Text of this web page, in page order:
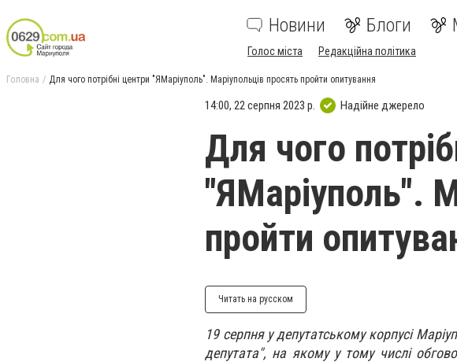
Новини Блоги
Голос міста Редакційна політика
Головна Для чого потрібні центри "ЯМаріуполь". Маріупольців просять пройти опитування
14:00, 22 серпня 2023 р. Надійне джерело
Для чого
"ЯМаріуполь".
пройти
Читать на русском
19 серпня у депутатському корпусі
депутата", на якому у тому числі